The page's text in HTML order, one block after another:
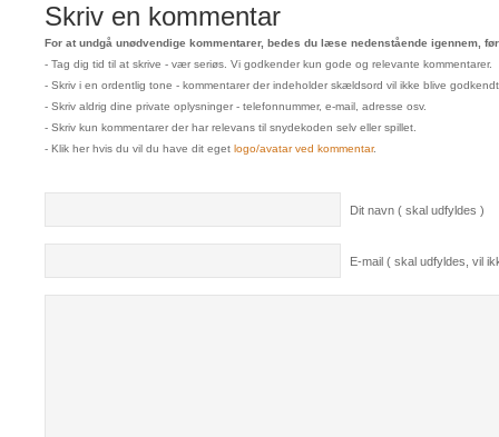
Skriv en kommentar
For at undgå unødvendige kommentarer, bedes du læse nedenstående igennem,
- Tag dig tid til at skrive - vær seriøs. Vi godkender kun gode og relevante kommentarer.
- Skriv i en ordentlig tone - kommentarer der indeholder skældsord vil ikke blive
- Skriv aldrig dine private oplysninger - telefonnummer, e-mail, adresse osv.
- Skriv kun kommentarer der har relevans til snydekoden selv eller spillet.
- Klik her hvis du vil du have dit eget logo/avatar ved kommentar.
Dit navn ( skal udfyldes )
E-mail ( skal udfyldes, vil